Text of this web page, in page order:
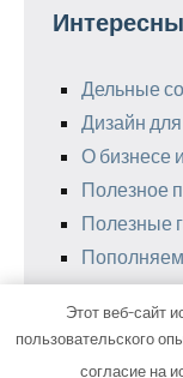
Дельные
Дизайн
О бизнесе
Полезное
Полезные
Пополняем
Тема WordPress:
Этот веб-сайт
пользовательского
согласие на